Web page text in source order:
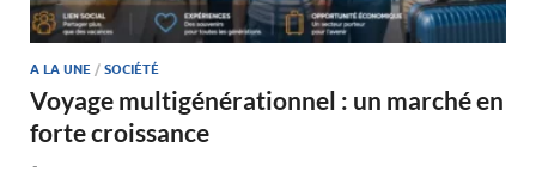
A LA UNE / SOCIÉTÉ
Voyage multigénérationnel : un marché en
forte croissance
-